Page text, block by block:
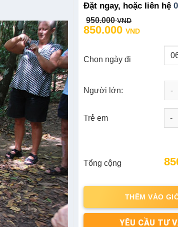
Đặt ngay, hoặc liên hệ
950.000VND
Original
price
was:
850.000VND
Current
price
is:
Chọn ngày đi
Người lớn:
Trẻ em -
Tổng cộng
THÊM VÀO
YÊU CẦU TƯ